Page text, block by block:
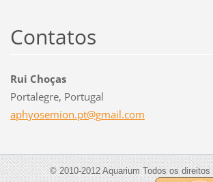
Contatos
Rui Choças
Portalegre, Portugal
aphyosemion.pt@gmail.com
© 2010-2012 Aquarium Todos os direitos